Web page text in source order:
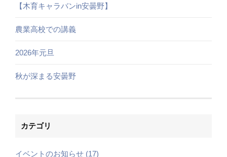
【木育キャラバンin安曇野】
農業高校での講義
2026年元旦
秋が深まる安曇野
カテゴリ
イベントのお知らせ (17)